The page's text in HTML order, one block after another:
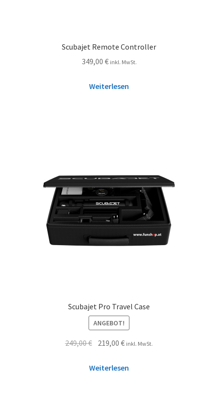
Scubajet Remote Controller
349,00 € inkl. MwSt.
Weiterlesen
Scubajet Pro Travel Case
ANGEBOT!
249,00€ 219,00€ inkl. MwSt.
Weiterlesen